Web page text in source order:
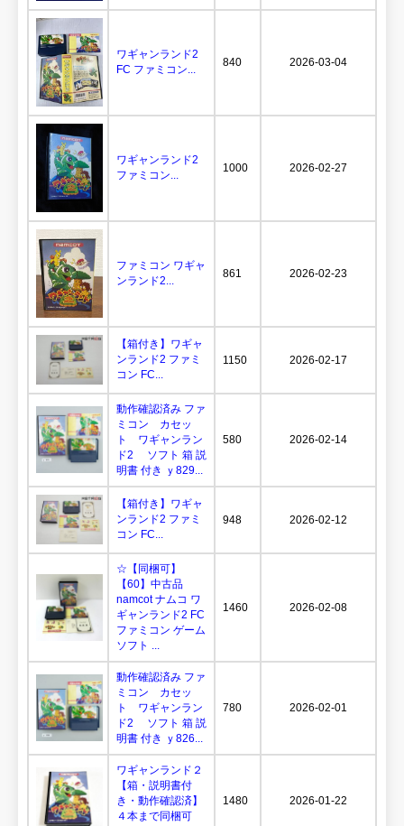
ワギャンランド2
FC ファミコン...
840 2026-03-04
ワギャンランド2
ファミコン...
1000 2026-02-27
ファミコン ワギャ
ンランド2...
861 2026-02-23
【箱付き】ワギャ
ンランド2 ファミ
コン FC...
1150 2026-02-17
動作確認済み ファ
ミコン カセッ
ト ワギャンラン
ド2 ソフト 箱 説
明書 付き ｙ829...
580 2026-02-14
【箱付き】ワギャ
ンランド2 ファミ
コン FC...
948 2026-02-12
☆【同梱可】
【60】中古品
namcot ナムコ ワ
ギャンランド2 FC
ファミコン ゲーム
ソフト ...
1460 2026-02-08
動作確認済み ファ
ミコン カセッ
ト ワギャンラン
ド2 ソフト 箱 説
明書 付き ｙ826...
780 2026-02-01
ワギャンランド２
【箱・説明書付
き・動作確認済】
４本まで同梱可
1480 2026-01-22